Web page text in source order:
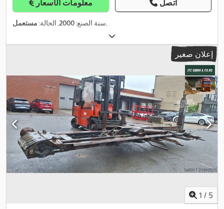
معلومات الأسعار اتصل
سنة الصنع:2000, الحالة: مستعمل ,
إعلان صغير
1 / 5